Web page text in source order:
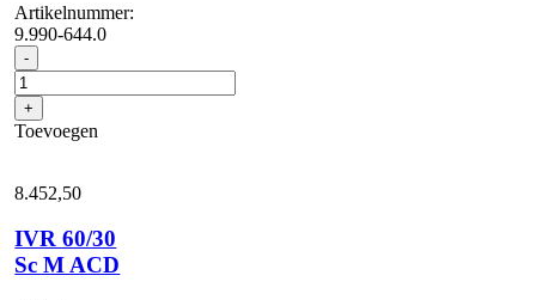
Artikelnummer:
9.990-644.0
- IVR
60/30
Sc
H
ACD
+
Toevoegen
8.452,50
IVR 60/30
Sc M ACD